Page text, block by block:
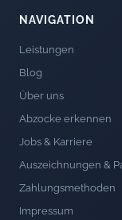
NAVIGATION
Leistungen
Blog
Über uns
Abzocke erkennen
Jobs & Karriere
Auszeichnungen &
Zahlungsmethoden
Impressum